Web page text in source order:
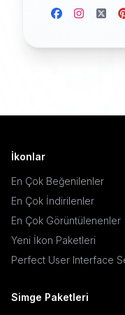
İkonlar
En Çok Beğenilenler
En Çok İndirilenler
En Çok Görüntülenenler
Yeni İkon Paketleri
Perfect User Interface
Simge Paketleri